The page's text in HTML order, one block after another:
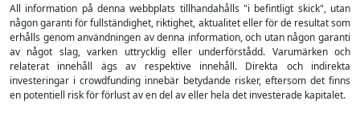
All information på denna webbplats tillhandahålls "i befintligt skick", utan
någon garanti för fullständighet, riktighet, aktualitet eller för de resultat som
erhålls genom användningen av denna information, och utan någon garanti
av något slag, varken uttrycklig eller underförstådd. Varumärken och
relaterat innehåll ägs av respektive innehåll. Direkta och indirekta
investeringar i crowdfunding innebär betydande risker, eftersom det finns
en potentiell risk för förlust av en del av eller hela det investerade kapitalet.